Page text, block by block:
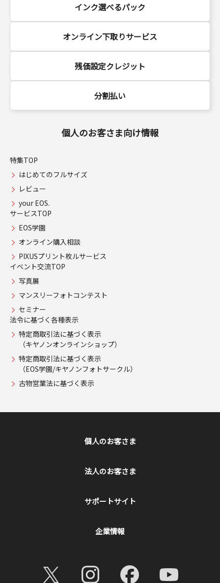
インク選べるパック
オンライン下取りサービス
残価設定クレジット
分割払い
個人のお客さま向け情報
特集TOP
はじめてのフルサイズ
レビュー
your EOS.
サービスTOP
EOS学園
オンライン購入相談
PIXUSプリント枚ルサービス
イベント交流TOP
写真展
マンスリーフォトコンテスト
セミナー
法令に基づく各種表示
特定商取引法に基づく表示
（キヤノンオンラインショップ）
特定商取引法に基づく表示
（EOS学園/キヤノンフォトサークル）
古物営業法に基づく表示
個人のお客さま
法人のお客さま
サポートサイト
企業情報